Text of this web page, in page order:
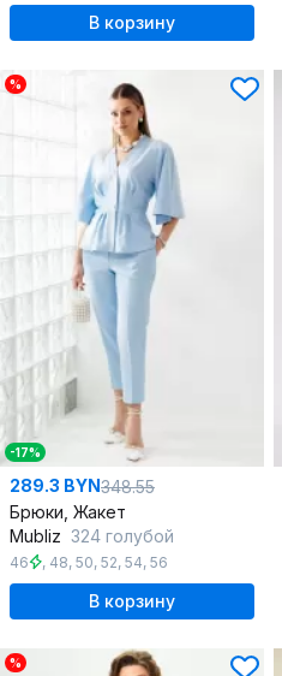
В корзину
%
-17%
289.3 BYN348.55
Брюки, Жакет
Mubliz 324 голубой
46 , 48, 50, 52, 54, 56
В корзину
%